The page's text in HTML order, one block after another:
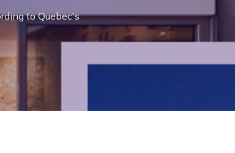
to Quebec's